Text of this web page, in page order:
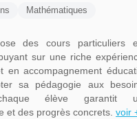
Mathématiques
des cours particuliers
sur une riche
en accompagnement
sa pédagogie aux
élève garantit
et des progrès concrets.voir